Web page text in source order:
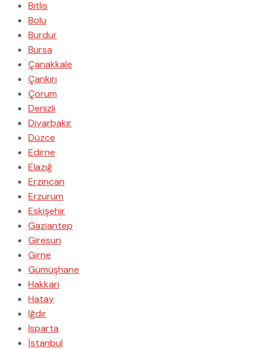
Bitlis
Bolu
Burdur
Bursa
Çanakkale
Çankırı
Çorum
Denizli
Diyarbakır
Düzce
Edirne
Elazığ
Erzincan
Erzurum
Eskişehir
Gaziantep
Giresun
Girne
Gümüşhane
Hakkari
Hatay
Iğdır
Isparta
İstanbul